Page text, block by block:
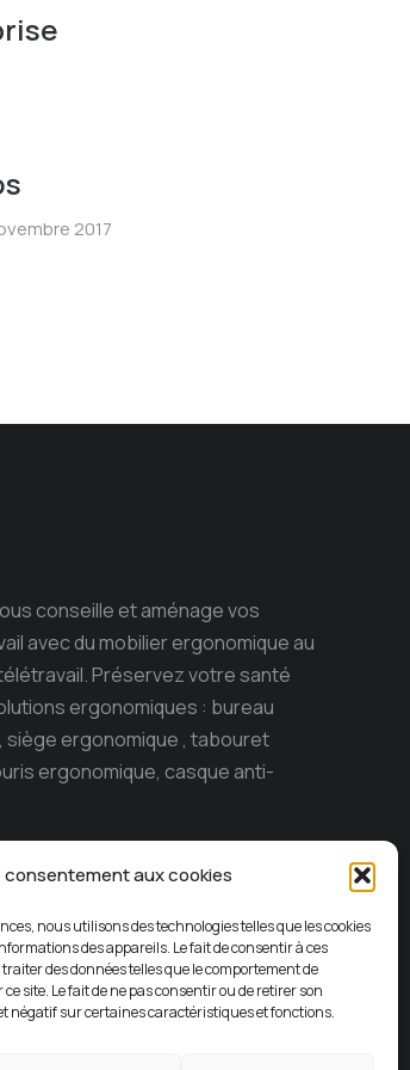
consentement aux cookies
nous utilisons des technologies telles que les cookies
des appareils. Le fait de consentir à ces
des données telles que le comportement de
site. Le fait de ne pas consentir ou de retirer son
négatif sur certaines caractéristiques et fonctions.
2017
conseille et aménage vos
avec du mobilier ergonomique au
Préservez votre santé
ergonomiques : bureau
siège ergonomique , tabouret
ergonomique, casque anti-
l’ile de la Réunion depuis 15 ans.